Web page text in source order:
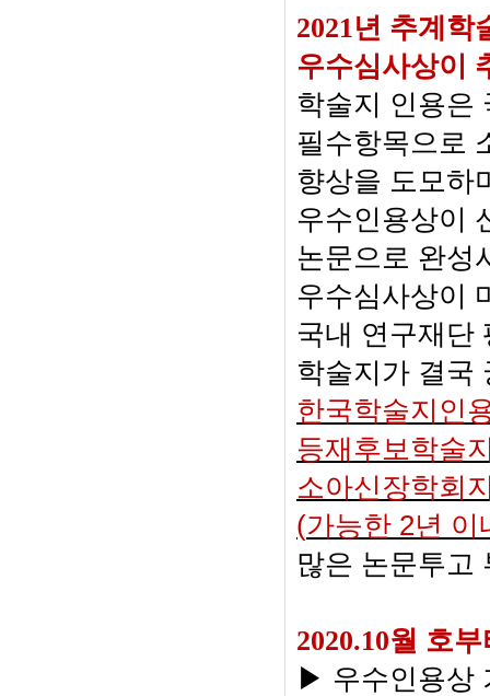
2021년 추계학
우수심사상이
학술지 인용은
필수항목으로
향상을 도모하
우수인용상이
논문으로 완성
우수심사상이
국내 연구재단
학술지가 결국
한국학술지인
등재후보학술
소아신장학회
(가능한 2년 이
많은 논문투고
2020.10월 호
▶ 우수인용상